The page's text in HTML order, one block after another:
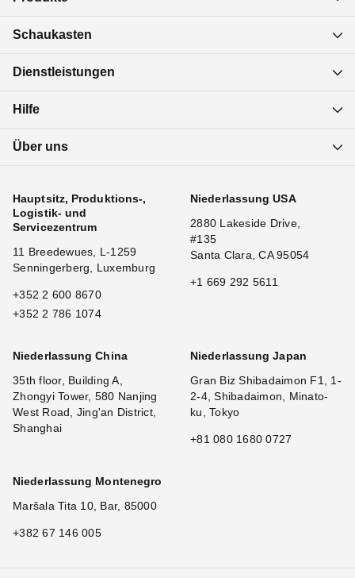
Schaukasten
Dienstleistungen
Hilfe
Über uns
Hauptsitz, Produktions-,
Logistik- und
Servicezentrum
11 Breedewues, L-1259
Senningerberg, Luxemburg
+352 2 600 8670
+352 2 786 1074
Niederlassung USA
2880 Lakeside Drive,
#135
Santa Clara, CA 95054
+1 669 292 5611
Niederlassung China
35th floor, Building A,
Zhongyi Tower, 580 Nanjing
West Road, Jing'an District,
Shanghai
Niederlassung Japan
Gran Biz Shibadaimon F1, 1-
2-4, Shibadaimon, Minato-
ku, Tokyo
+81 080 1680 0727
Niederlassung Montenegro
Maršala Tita 10, Bar, 85000
+382 67 146 005